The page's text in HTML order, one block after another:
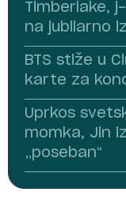
Timberlake,
na jubilarno
BTS stiže u
karte za
Uprkos
momka, Jin
„poseban“